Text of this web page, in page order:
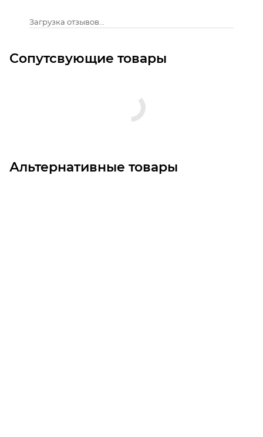
Загрузка отзывов...
Сопутсвующие товары
Альтернативные товары